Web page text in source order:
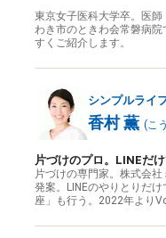
東京女子医科大学卒。医
わき市のときわ会常磐病
すくご紹介します。
シンプルライ
香村 薫 (こ
片づけのプロ。LINEだ
片づけの専門家。株式会
発案。LINEのやりとりだ
座」も行う。2022年より